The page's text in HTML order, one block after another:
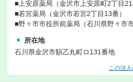
■上安原薬局（金沢市上安原町2丁目
■若宮薬局（金沢市若宮2丁目13番）
■野々市市役所前薬局（石川県野々市
所在地
石川県金沢市額乙丸町ロ131番地
この法